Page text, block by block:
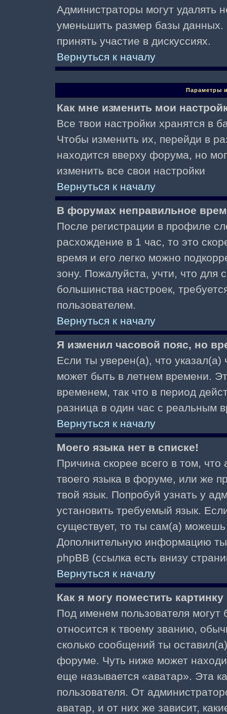
Администраторы могут удалять
уменьшить размер базы данных.
принять участие в дискуссиях.
Вернуться к началу
Параметры
Как мне изменить мои
Все твои настройки хранятся в
Чтобы изменить их, перейди в
находится вверху форума, но
изменить все свои настройки
Вернуться к началу
В форумах неправильное
После регистрации в профиле
расхождение в 1 час, то это
время и его легко можно
зону. Пожалуйста, учти, что для
большинства настроек,
пользователем.
Вернуться к началу
Я изменил часовой пояс, но
Если ты уверен(а), что
может быть в летнем времени.
временем, так что в период
разница в один час с реальным
Вернуться к началу
Моего языка нет в списке!
Причина скорее всего в том,
твоего языка в форуме, или же
твой язык. Попробуй узнать у
установить требуемый язык.
существует, то ты сам(а)
Дополнительную информацию
phpBB (ссылка есть внизу
Вернуться к началу
Как я могу поместить
Под именем пользователя могут
относится к твоему званию,
сколько сообщений ты
форуме. Чуть ниже может
еще называется «аватар». Эта
пользователя. От
аватар, и от них же зависит,